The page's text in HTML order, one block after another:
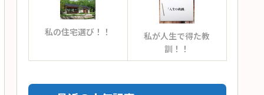
私の住宅選び！！
私が人生で得た教
訓！！